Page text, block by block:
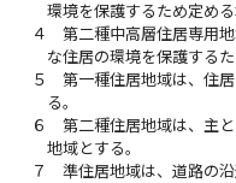
環境を保護するため定める
４
第二種中高層住居専用
な住居の環境を保護する
５
第一種住居地域は、住
る。
６
第二種住居地域は、主
地域とする。
７
準住居地域は、道路の